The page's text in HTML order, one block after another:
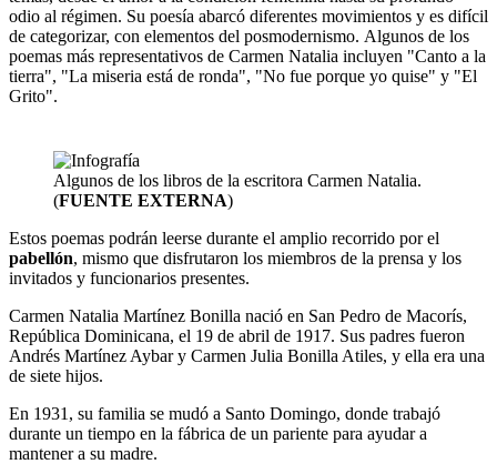
odio al régimen. Su poesía abarcó diferentes movimientos y es difícil
de categorizar, con elementos del posmodernismo. Algunos de los
poemas más representativos de Carmen Natalia incluyen "Canto a la
tierra", "La miseria está de ronda", "No fue porque yo quise" y "El
Grito".
Algunos de los libros de la escritora Carmen Natalia.
(FUENTE EXTERNA)
Estos poemas podrán leerse durante el amplio recorrido por el
pabellón, mismo que disfrutaron los miembros de la prensa y los
invitados y funcionarios presentes.
Carmen Natalia Martínez Bonilla nació en San Pedro de Macorís,
República Dominicana, el 19 de abril de 1917. Sus padres fueron
Andrés Martínez Aybar y Carmen Julia Bonilla Atiles, y ella era una
de siete hijos.
En 1931, su familia se mudó a Santo Domingo, donde trabajó
durante un tiempo en la fábrica de un pariente para ayudar a
mantener a su madre.